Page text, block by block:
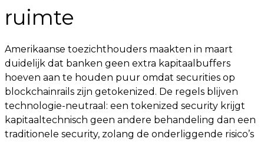
ruimte
Amerikaanse toezichthouders maakten in maart
duidelijk dat banken geen extra kapitaalbuffers
hoeven aan te houden puur omdat securities op
blockchainrails zijn getokenized. De regels blijven
technologie-neutraal: een tokenized security krijgt
kapitaaltechnisch geen andere behandeling dan een
traditionele security, zolang de onderliggende risico’s